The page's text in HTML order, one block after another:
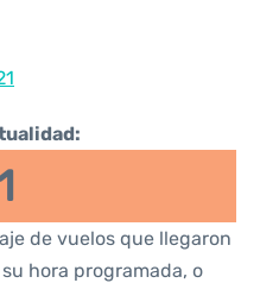
de vuelos que llegaron
hora programada, o